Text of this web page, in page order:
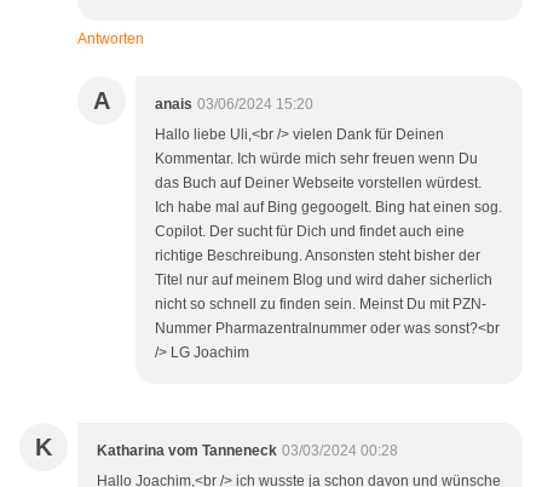
Antworten
A anais 03/06/2024 15:20
Hallo liebe Uli,<br /> vielen Dank für Deinen
Kommentar. Ich würde mich sehr freuen wenn Du
das Buch auf Deiner Webseite vorstellen würdest.
Ich habe mal auf Bing gegoogelt. Bing hat einen sog.
Copilot. Der sucht für Dich und findet auch eine
richtige Beschreibung. Ansonsten steht bisher der
Titel nur auf meinem Blog und wird daher sicherlich
nicht so schnell zu finden sein. Meinst Du mit PZN-
Nummer Pharmazentralnummer oder was sonst?<br
/> LG Joachim
K Katharina vom Tanneneck 03/03/2024 00:28
Hallo Joachim,<br /> ich wusste ja schon davon und wünsche